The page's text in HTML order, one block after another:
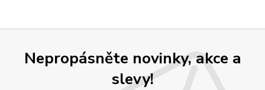
Nepropásněte novinky, akce a
slevy!